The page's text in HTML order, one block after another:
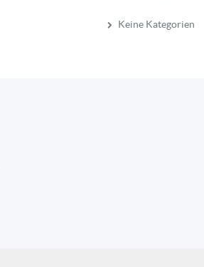
Keine Kategorien